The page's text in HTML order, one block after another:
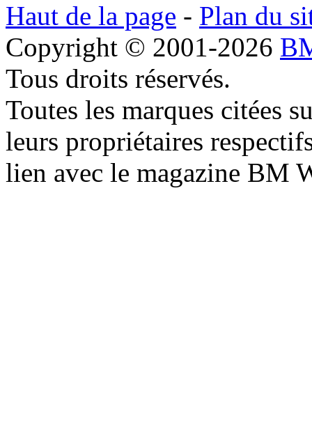
Haut de la page - Plan du
Copyright © 2001-2026
Tous droits réservés.
Toutes les marques citées
leurs propriétaires
lien avec le magazine BM